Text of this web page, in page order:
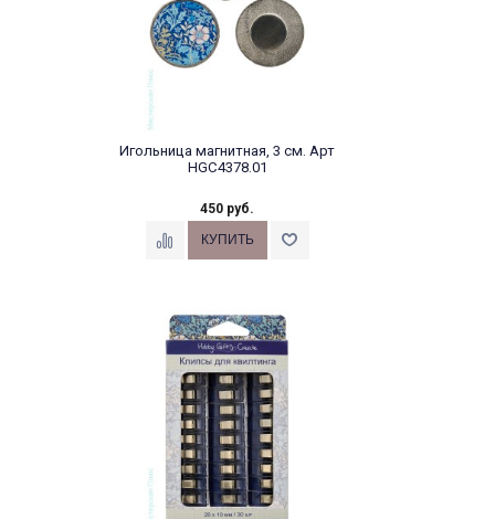
Игольница магнитная, 3 см. Арт
HGC4378.01
450 руб.